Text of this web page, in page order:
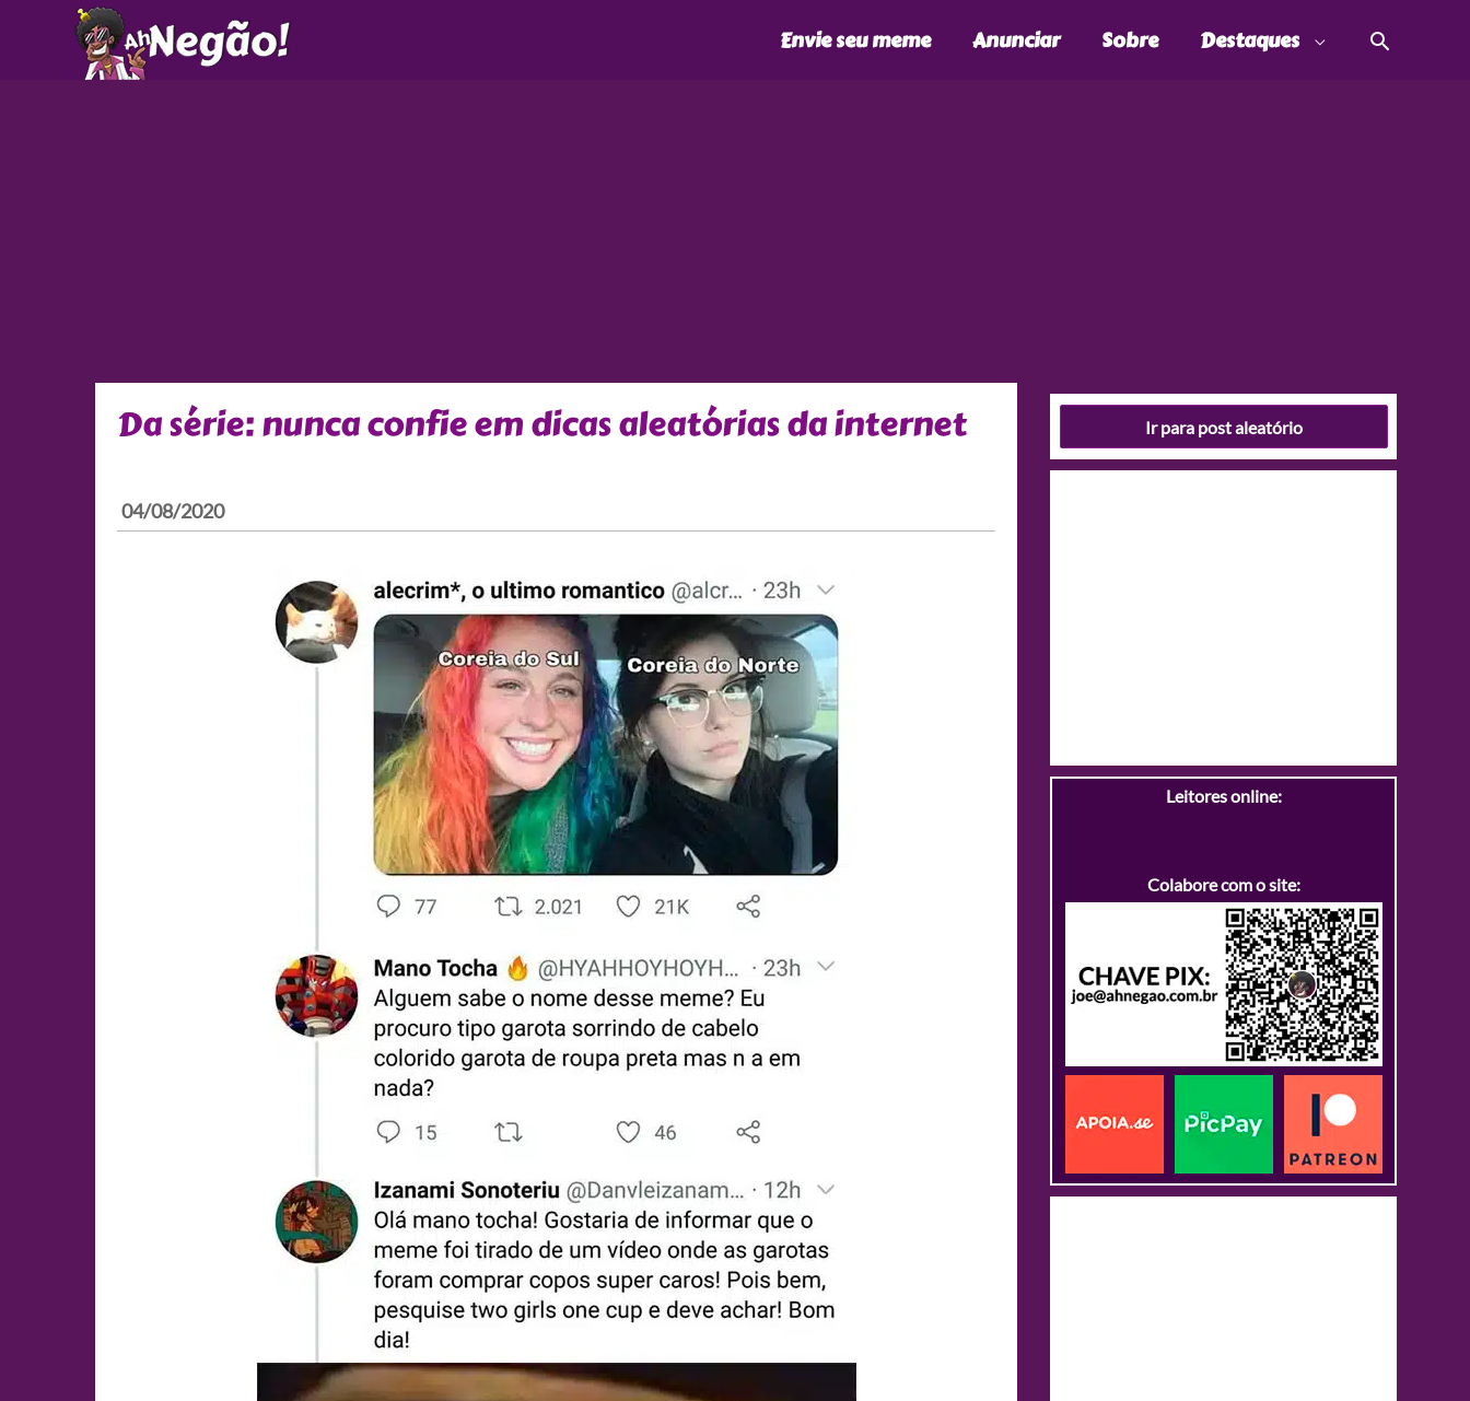
Envie seu meme Anunciar Sobre Destaques
Da série: nunca confie em dicas aleatórias da internet
04/08/2020
Ir para post aleatório
Leitores online:
Colabore com o site: